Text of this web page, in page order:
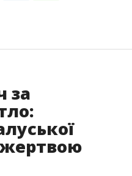
за